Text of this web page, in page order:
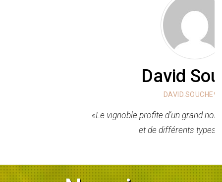
David Souché
«Le vignoble profite d’un grand nombre de micro-climats
et de différents types de sols.»